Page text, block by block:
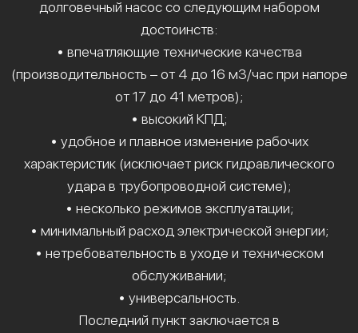
долговечный насос со следующим набором
достоинств:
• впечатляющие технические качества
(производительность – от 4 до 16 м3/час при напоре
от 17 до 41 метров);
• высокий КПД;
• удобное и плавное изменение рабочих
характеристик (исключает риск гидравлического
удара в трубопроводной системе);
• несколько режимов эксплуатации;
• минимальный расход электрической энергии;
• нетребовательность в уходе и техническом
обслуживании;
• универсальность.
Последний пункт заключается в